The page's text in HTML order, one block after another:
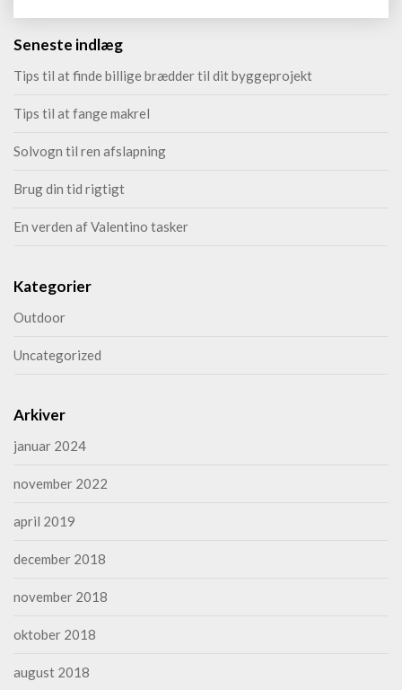
Seneste indlæg
Tips til at finde billige brædder til dit byggeprojekt
Tips til at fange makrel
Solvogn til ren afslapning
Brug din tid rigtigt
En verden af Valentino tasker
Kategorier
Outdoor
Uncategorized
Arkiver
januar 2024
november 2022
april 2019
december 2018
november 2018
oktober 2018
august 2018